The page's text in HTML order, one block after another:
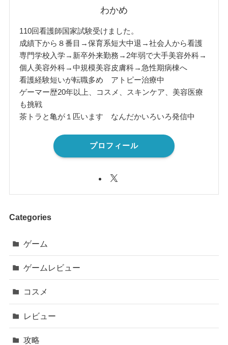
わかめ
110回看護師国家試験受けました。
成績下から８番目→保育系短大中退→社会人から看護
専門学校入学→新卒外来勤務→2年弱で大手美容外科→
個人美容外科→中規模美容皮膚科→急性期病棟へ
看護経験短いが転職多め アトピー治療中
ゲーマー歴20年以上、コスメ、スキンケア、美容医療
も挑戦
茶トラと亀が１匹います なんだかいろいろ発信中
プロフィール
Categories
ゲーム
ゲームレビュー
コスメ
レビュー
攻略